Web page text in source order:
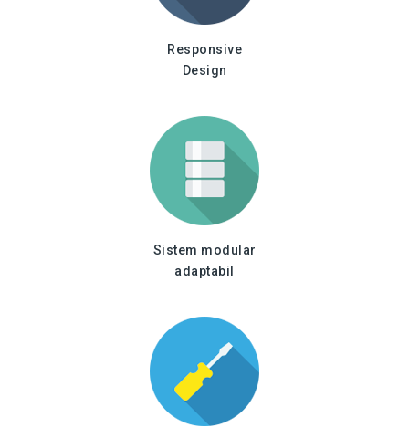
Responsive
Design
Sistem modular
adaptabil